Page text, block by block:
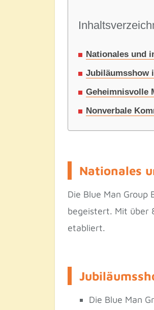
Nationales und
Jubiläumsshow
Geheimnisvolle
Nonverbale
Nationales
Die Blue Man
begeistert. Mit über
etabliert.
Die Blue Man